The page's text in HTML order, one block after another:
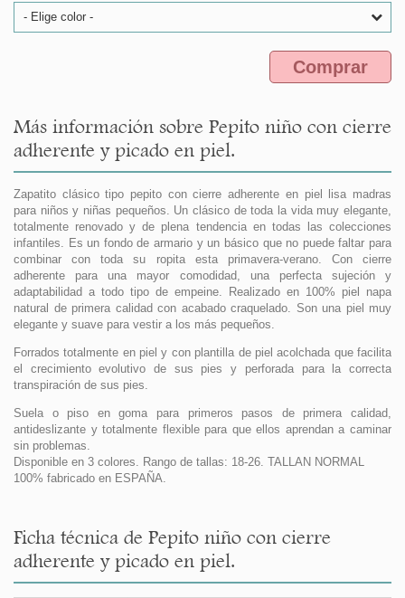
- Elige color -
Comprar
Más información sobre Pepito niño con cierre
adherente y picado en piel.
Zapatito clásico tipo pepito con cierre adherente en piel lisa madras
para niños y niñas pequeños. Un clásico de toda la vida muy elegante,
totalmente renovado y de plena tendencia en todas las colecciones
infantiles. Es un fondo de armario y un básico que no puede faltar para
combinar con toda su ropita esta primavera-verano. Con cierre
adherente para una mayor comodidad, una perfecta sujeción y
adaptabilidad a todo tipo de empeine. Realizado en 100% piel napa
natural de primera calidad con acabado craquelado. Son una piel muy
elegante y suave para vestir a los más pequeños.
Forrados totalmente en piel y con plantilla de piel acolchada que facilita
el crecimiento evolutivo de sus pies y perforada para la correcta
transpiración de sus pies.
Suela o piso en goma para primeros pasos de primera calidad,
antideslizante y totalmente flexible para que ellos aprendan a caminar
sin problemas.
Disponible en 3 colores. Rango de tallas: 18-26. TALLAN NORMAL
100% fabricado en ESPAÑA.
Ficha técnica de Pepito niño con cierre
adherente y picado en piel.